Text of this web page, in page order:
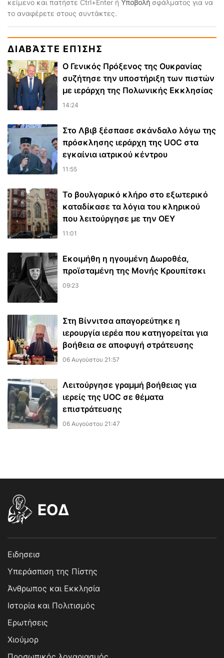
κείμενο και πατήστε Ctrl+Enter ή Υποβολή σφάλματος για να
το αναφέρετε στους συντάκτες.
ΔΙΑΒΆΣΤΕ ΕΠΊΣΗΣ
Ο Γενικός Πρόξενος της Ουκρανίας
συζήτησε την υποστήριξη των πιστών
με ιεράρχη της Πολωνικής Εκκλησίας
14:24
Στο Λβιβ ξέσπασε σκάνδαλο λόγω της
πρόσκλησης ιεράρχη της UOC στα
εγκαίνια ιατρικού κέντρου
11:55
Το βουλγαρικό κλήρο στο εξωτερικό
καταδίκασε τα λόγια του κληρικού
που λειτούργησε με την ΟΕΥ
11:01
Εκοιμήθη η ηγουμένη Δωροθέα,
προϊσταμένη της Μονής Κρουπίτσκι
09:23
Στη Βίννιτσα απαγορεύτηκε η
ιερουργία ιερέα που κατηγορείται για
βοήθεια σε αποφυγή στράτευσης
06 Αυγούστου 21:57
Λειτούργησε γραμμή βοήθειας για
ιερείς της UOC σε θέματα
επιστράτευσης
06 Αυγούστου 21:47
EOΔ
Ειδησεισ
Υπεράσπιση της Πίστης
Άνθρωπος και Εκκλησία
Ιστορία και Πολιτισμός
Ερωτήσεις
Χιούμορ